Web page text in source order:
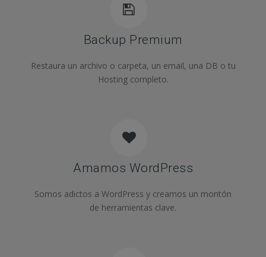
Backup Premium
Restaura un archivo o carpeta, un email, una DB o tu
Hosting completo.
Amamos WordPress
Somos adictos a WordPress y creamos un montón
de herramientas clave.